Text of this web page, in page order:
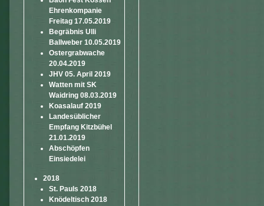
Ehrenkompanie
Freitag 17.05.2019
Begräbnis Ulli
Ballweber 10.05.2019
Ostergrabwache
20.04.2019
JHV 05. April 2019
Watten mit SK
Waidring 08.03.2019
Koasalauf 2019
Landesüblicher
Empfang Kitzbühel
21.01.2019
Abschöpfen
Einsiedelei
2018
St. Pauls 2018
Knödeltisch 2018